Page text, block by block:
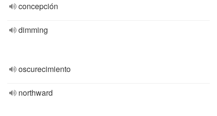
concepción
dimming
oscurecimiento
northward